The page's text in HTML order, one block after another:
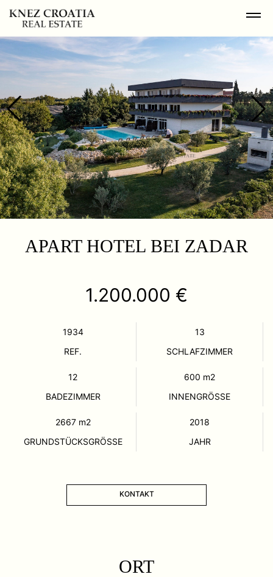
APART HOTEL BEI ZADAR
1.200.000 €
1934
REF.
13
SCHLAFZIMMER
12
BADEZIMMER
600 m2
INNENGRÖSSE
2667 m2
GRUNDSTÜCKSGRÖSSE
2018
JAHR
KONTAKT
ORT